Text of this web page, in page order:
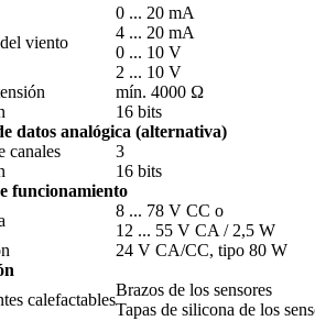
viento
0 ... 20 mA
4 ... 20 mA
0 ... 10 V
2 ... 10 V
mín. 4000 Ω
16 bits
datos analógica (alternativa)
canales
3
16 bits
funcionamiento
8 ... 78 V CC o
12 ... 55 V CA /­ 2,5 W
24 V CA/­CC, tipo 80 W
calefactables
Brazos de los sensores
Tapas de silicona de los